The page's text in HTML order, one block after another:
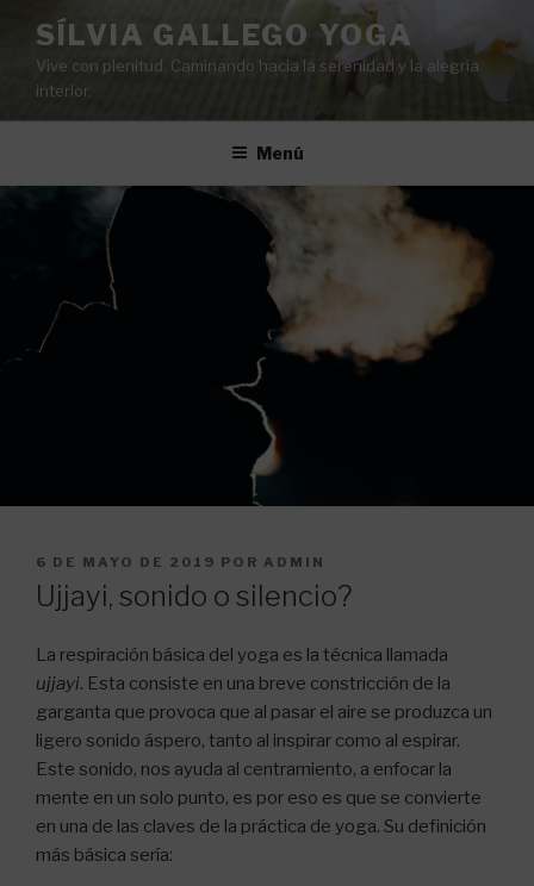
contenido
SÍLVIA GALLEGO YOGA
Vive con plenitud. Caminando hacia la serenidad y la alegría
interior.
Menú
PUBLICADO
EL
6 DE MAYO DE 2019 POR ADMIN
Ujjayi, sonido o silencio?
La respiración básica del yoga es la técnica llamada
ujjayi. Esta consiste en una breve constricción de la
garganta que provoca que al pasar el aire se produzca un
ligero sonido áspero, tanto al inspirar como al espirar.
Este sonido, nos ayuda al centramiento, a enfocar la
mente en un solo punto, es por eso es que se convierte
en una de las claves de la práctica de yoga. Su definición
más básica sería: